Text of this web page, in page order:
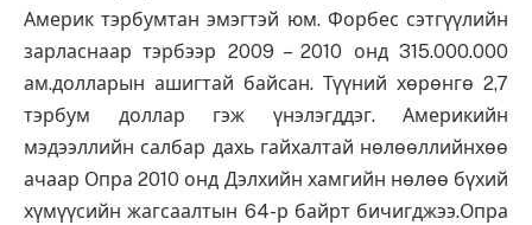
Америк тэрбумтан эмэгтэй юм. Форбес сэтгүүлийн
зарласнаар тэрбээр 2009 – 2010 онд 315.000.000
ам.долларын ашигтай байсан. Түүний хөрөнгө 2,7
тэрбум доллар гэж үнэлэгддэг. Америкийн
мэдээллийн салбар дахь гайхалтай нөлөөллийнхөө
ачаар Опра 2010 онд Дэлхийн хамгийн нөлөө бүхий
хүмүүсийн жагсаалтын 64-р байрт бичигджээ.Опра